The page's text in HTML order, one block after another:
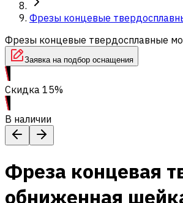
Фрезы концевые
Фрезы концевые твердосплавные
Заявка на подбор оснащения
Скидка 15%
В наличии
Фреза концевая
обниженная